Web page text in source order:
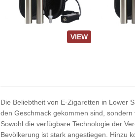
VIEW
Die Beliebtheit von E-Zigaretten in Lower
den Geschmack gekommen sind,
Sowohl die verfügbare Technologie der
Bevölkerung ist stark angestiegen. Hinzu